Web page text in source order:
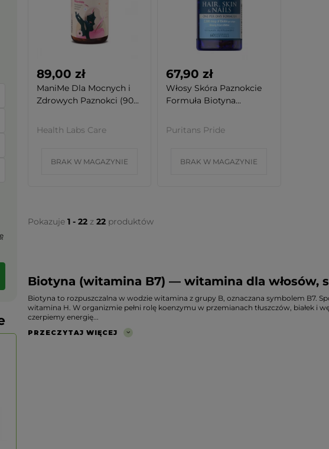
89,00 zł
ManiMe Dla Mocnych i
Zdrowych Paznokci (90...
Health Labs Care
BRAK W MAGAZYNIE
67,90 zł
Włosy Skóra Paznokcie
Formuła Biotyna...
Puritans Pride
BRAK W MAGAZYNIE
Pokazuje 1 - 22z 22produktów
Biotyna (witamina B7) — witamina dla włosów,
Biotyna to rozpuszczalna w wodzie witamina z grupy B, oznaczana symbolem B7.
witamina H. W organizmie pełni rolę koenzymu w przemianach tłuszczów, białek i
czerpiemy energię...
PRZECZYTAJ WIĘCEJ